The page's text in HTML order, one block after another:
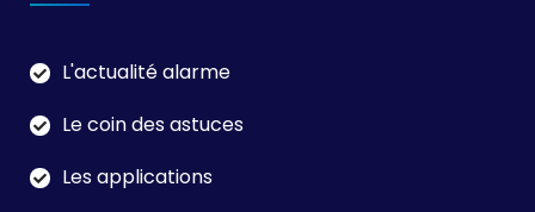
L'actualité alarme
Le coin des astuces
Les applications